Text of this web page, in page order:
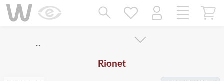
…
Rionet
Mangler chatten?
Ret samtykke!